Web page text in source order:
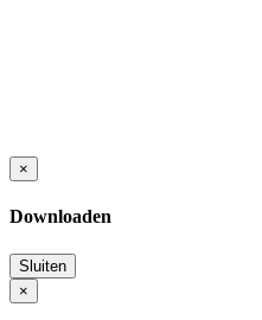
×
Downloaden
Sluiten
×